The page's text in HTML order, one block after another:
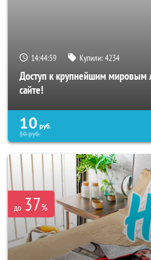
14:44:56 Купили:4234
Доступ к крупнейшим мировым
сайте!
10 руб.
50руб.
до 37%